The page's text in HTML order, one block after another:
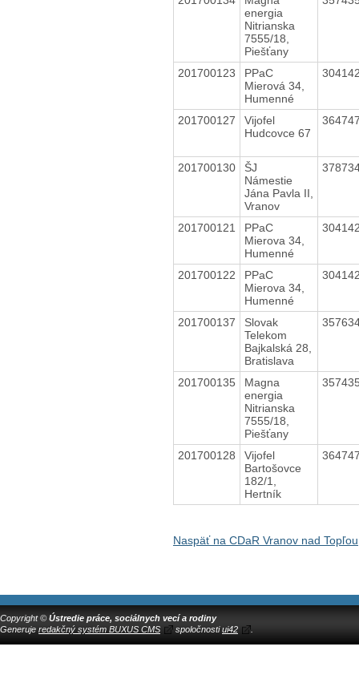
energia
Nitrianska
7555/18,
Piešťany
201700123
PPaC
Mierová 34,
Humenné
201700127
Vijofel
Hudcovce 67
201700130
ŠJ
Námestie
Jána Pavla II,
Vranov
201700121
PPaC
Mierova 34,
Humenné
201700122
PPaC
Mierova 34,
Humenné
201700137
Slovak
Telekom
Bajkalská 28,
Bratislava
201700135
Magna
energia
Nitrianska
7555/18,
Piešťany
201700128
Vijofel
Bartošovce
182/1,
Hertník
Naspäť na CDaR Vranov nad
Copyright © Ústredie práce, sociálnych vecí a rodiny
Generuje redakčný systém BUXUS CMS spoločnostiui42